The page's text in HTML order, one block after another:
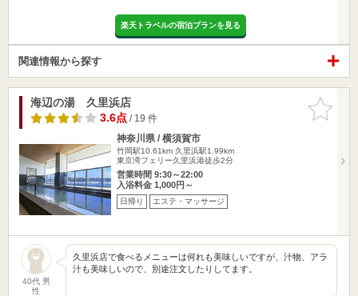
楽天トラベルの宿泊プランを見る
関連情報から探す
お気に入
りに追加
海辺の湯 久里浜店
3.6点/ 19 件
神奈川県 / 横須賀市
竹岡駅10.61km 久里浜駅1.99km
東京湾フェリー久里浜港徒歩2分
営業時間 9:30～22:00
入浴料金 1,000円～
日帰り エステ・マッサージ
40代 男
性
久里浜店で食べるメニューは何れも美味しいですが、汁物、アラ
汁も美味しいので、別途注文したりしてます。